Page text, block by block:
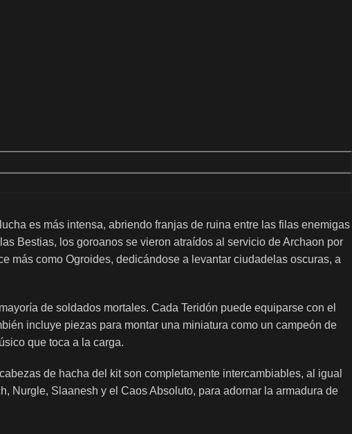
es más intensa, abriendo franjas de ruina entre las filas enemigas
Bestias, los goroanos se vieron atraídos al servicio de Archaon por
más como Ogroides, dedicándose a levantar ciudadelas oscuras, a
de soldados mortales. Cada Teridón puede equiparse con el
incluye piezas para montar una miniatura como un campeón de
que toca a la carga.
de hacha del kit son completamente intercambiables, al igual
Nurgle, Slaanesh y el Caos Absoluto, para adornar la armadura de